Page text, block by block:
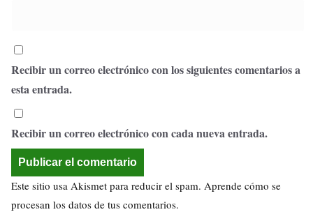
Recibir un correo electrónico con los siguientes comentarios a
esta entrada.
Recibir un correo electrónico con cada nueva entrada.
Este sitio usa Akismet para reducir el spam. Aprende cómo se
procesan los datos de tus comentarios.